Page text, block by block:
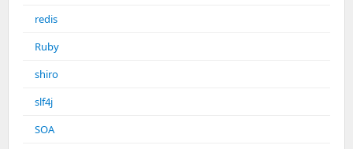
redis
Ruby
shiro
slf4j
SOA